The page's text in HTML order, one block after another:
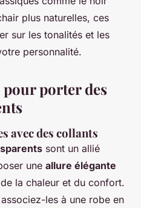
plus naturelles, ces
sur les tonalités et les
personnalité.
pour porter des
avec des collants
sont un allié
une allure élégante
la chaleur et du confort.
les à une robe en